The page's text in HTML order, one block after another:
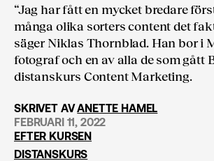
“Jag har fått en mycket bredare
många olika sorters content det
säger Niklas Thornblad. Han bor i
fotograf och en av alla de som gått
distanskurs Content Marketing.
SKRIVET AVANETTE HAMEL
FEBRUARI 11, 2022
EFTER KURSEN
DISTANSKURS